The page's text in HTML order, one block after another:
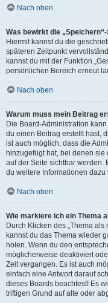
Nach oben
Was bewirkt die
Hiermit kannst du die
späteren Zeitpunkt
kannst du mit der Funktion
persönlichen Bereich erneut
Nach oben
Warum muss mein Beitrag
Die Board-Administration
du einen Beitrag erstellt hast,
ist auch möglich, dass die
hinzugefügt hat, bei denen
auf der Seite sichtbar werden.
du weitere Informationen dazu
Nach oben
Wie markiere ich ein Thema
Durch Klicken des „Thema
kannst du das Thema wieder
holen. Wenn du den
möglicherweise deaktiviert
Zeit vergangen. Es ist auch
einfach eine Antwort darauf
dieses Boards beachtest! Es
triftigen Grund auf alte oder